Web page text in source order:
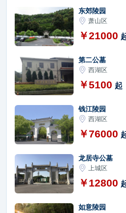
东郊陵园
萧山区
￥21000
第二公墓
西湖区
￥5100 起
钱江陵园
西湖区
￥76000
龙居寺公墓
上城区
￥12800
如意陵园